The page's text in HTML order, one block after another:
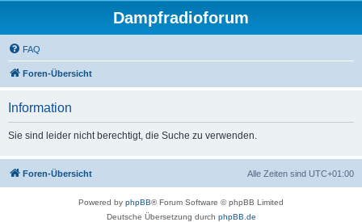
Dampfradioforum
FAQ
Foren-Übersicht
Information
Sie sind leider nicht berechtigt, die Suche zu verwenden.
Foren-Übersicht Alle Zeiten sind UTC+01:00
Powered by phpBB® Forum Software © phpBB Limited
Deutsche Übersetzung durch phpBB.de